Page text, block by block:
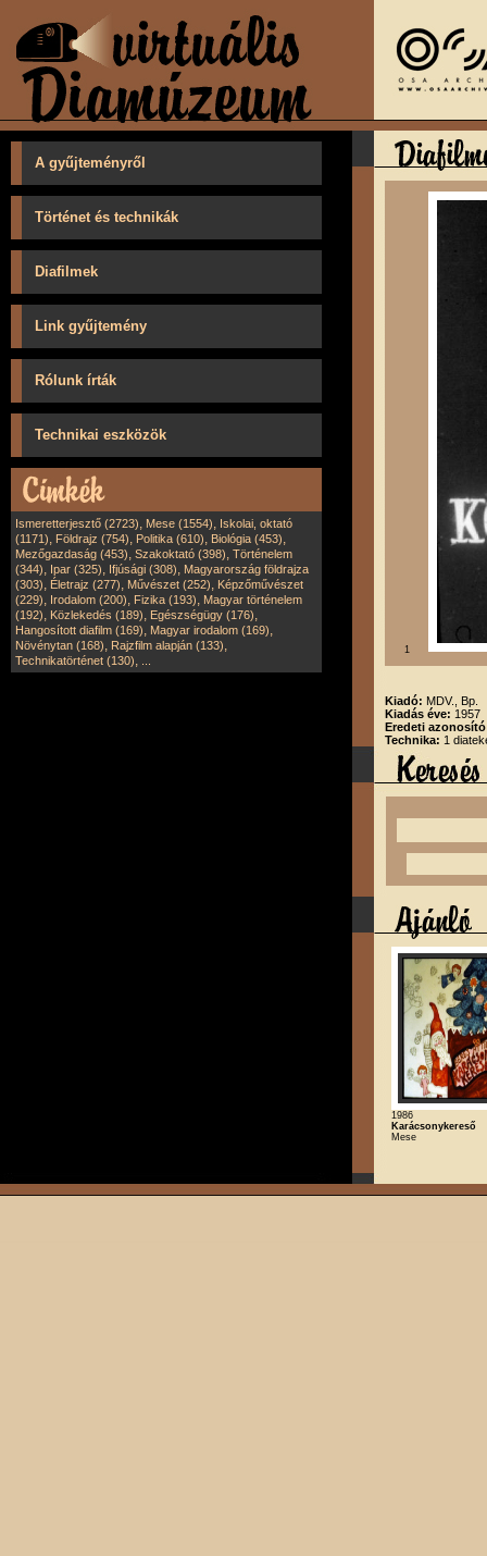
A gyűjteményről
Történet és technikák
Diafilmek
Link gyűjtemény
Rólunk írták
Technikai eszközök
Ismeretterjesztő (2723), Mese (1554), Iskolai, oktató
(1171), Földrajz (754), Politika (610), Biológia (453),
Mezőgazdaság (453), Szakoktató (398), Történelem
(344), Ipar (325), Ifjúsági (308), Magyarország földrajza
(303), Életrajz (277), Művészet (252), Képzőművészet
(229), Irodalom (200), Fizika (193), Magyar történelem
(192), Közlekedés (189), Egészségügy (176),
Hangosított diafilm (169), Magyar irodalom (169),
Növénytan (168), Rajzfilm alapján (133),
Technikatörténet (130),
1
Kiadó: MDV., Bp.
Kiadás éve: 1957
Eredeti
Technika: 1
1986
Karácsonykereső
Mese